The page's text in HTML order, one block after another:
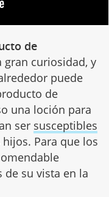
de
curiosidad, y
puede
de
una loción para
ser susceptibles
Para que los
su vista en la